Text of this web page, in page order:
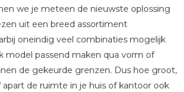
we je meteen de nieuwste oplossing
uit een breed assortiment
oneindig veel combinaties mogelijk
model passend maken qua vorm of
de gekeurde grenzen. Dus hoe groot,
apart de ruimte in je huis of kantoor ook